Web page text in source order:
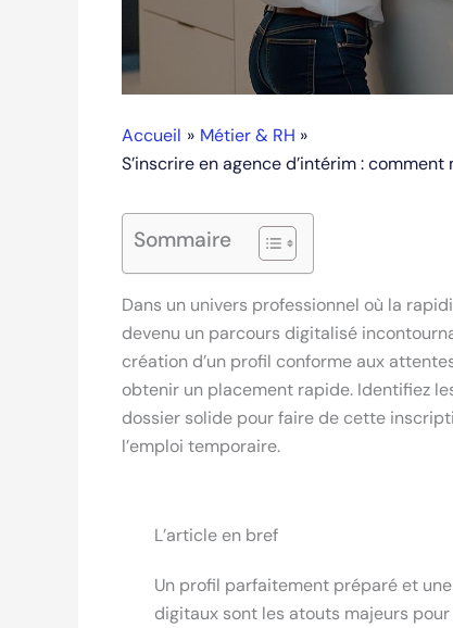
Accueil
Métier & RH
S’inscrire en agence d’intérim :
Sommaire
Dans un univers professionnel où la
devenu un parcours digitalisé
création d’un profil conforme aux
obtenir un placement rapide. Identifiez
dossier solide pour faire de cette
l’emploi temporaire.
L’article en bref
Un profil parfaitement préparé et
digitaux sont les atouts majeurs